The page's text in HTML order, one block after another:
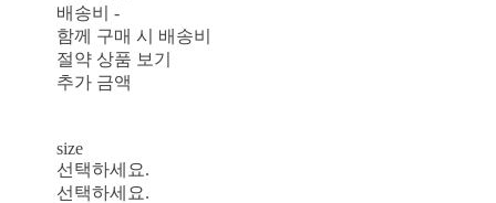
배송비-
함께 구매 시 배송비
절약 상품 보기
추가 금액
size
선택하세요.
선택하세요.